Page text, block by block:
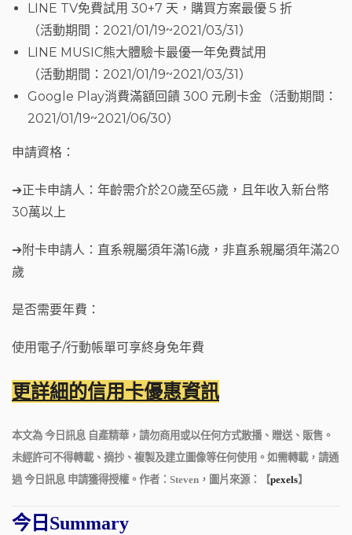
LINE TV免費試用 30+7 天，購買方案最優 5 折
（活動期間：2021/01/19~2021/03/31）
LINE MUSIC熊大體驗卡最優一年免費試用
（活動期間：2021/01/19~2021/03/31）
Google Play消費滿額回饋 300 元刷卡金（活動期間：
2021/01/19~2021/06/30）
申請資格：
➔正卡申請人：年齡需介於20歲至65歲，且年收入新台幣
30萬以上
➔附卡申請人：直系親屬須年滿16歲，非直系親屬須年滿20
歲
是否需要年費：
使用電子/行動帳單可享終身免年費
更詳細的信用卡優惠資訊
本文為 今日訊息 自產精華，請勿商用或以任何方式散播、贈送、販售。
未經許可不得轉載、摘抄、複製及建立圖像等任何使用。如需轉載，請通
過 今日訊息 申請獲得授權。作者：Steven，圖片來源：【pexels】
今日Summary